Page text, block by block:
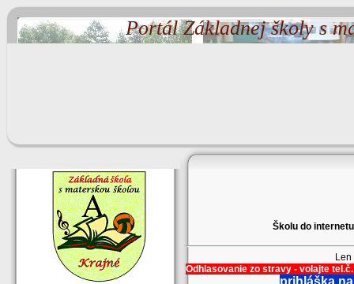
Portál Základnej školy s
Školu do
Odhlasovanie zo stravy - volajte
prihláška